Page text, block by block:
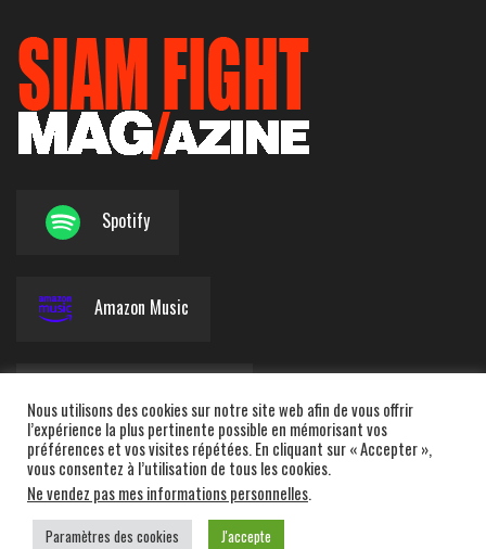
Spotify
Amazon Music
Deezer
Nous utilisons des cookies sur notre site web afin de vous offrir
l’expérience la plus pertinente possible en mémorisant vos
préférences et vos visites répétées. En cliquant sur « Accepter »,
vous consentez à l’utilisation de tous les cookies.
Ne vendez pas mes informations personnelles.
Paramètres des cookies J'accepte